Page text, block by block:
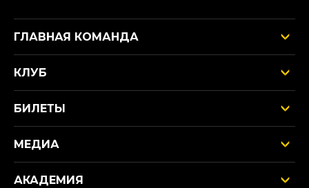
ГЛАВНАЯ КОМАНДА
КЛУБ
БИЛЕТЫ
МЕДИА
АКАДЕМИЯ